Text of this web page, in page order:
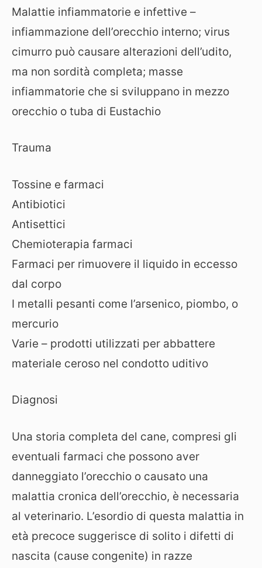
Malattie infiammatorie e infettive –
infiammazione dell’orecchio interno; virus
cimurro può causare alterazioni dell’udito,
ma non sordità completa; masse
infiammatorie che si sviluppano in mezzo
orecchio o tuba di Eustachio
Trauma
Tossine e farmaci
Antibiotici
Antisettici
Chemioterapia farmaci
Farmaci per rimuovere il liquido in eccesso
dal corpo
I metalli pesanti come l’arsenico, piombo, o
mercurio
Varie – prodotti utilizzati per abbattere
materiale ceroso nel condotto uditivo
Diagnosi
Una storia completa del cane, compresi gli
eventuali farmaci che possono aver
danneggiato l’orecchio o causato una
malattia cronica dell’orecchio, è necessaria
al veterinario. L’esordio di questa malattia in
età precoce suggerisce di solito i difetti di
nascita (cause congenite) in razze